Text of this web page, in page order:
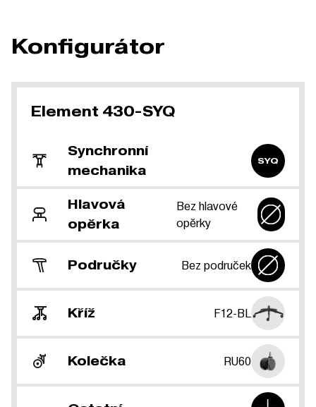
Konfigurátor
Element 430-SYQ
Synchronní
mechanika
SYQ
Hlavová
opěrka
Bez hlavové
opěrky
Područky Bez područek
Kříž F12-BL
Kolečka RU60